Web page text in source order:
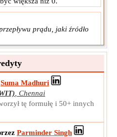
prądu, jaki źródło
większa niż 0.
Suma Madhuri
Chennai
tę formułę i 50+ innych
Parminder Singh